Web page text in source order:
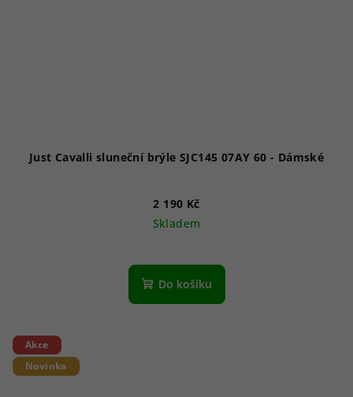
Just Cavalli sluneční brýle SJC145 07AY 60 - Dámské
2 190 Kč
Skladem
Do košíku
Akce
Novinka